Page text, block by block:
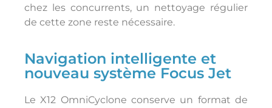
chez les concurrents, un nettoyage régulier
de cette zone reste nécessaire.
Navigation intelligente et
nouveau système Focus Jet
Le X12 OmniCyclone conserve un format de